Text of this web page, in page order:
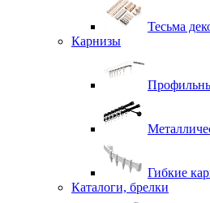
Тесьма
Карнизы
Гибкие
Каталоги, брелки